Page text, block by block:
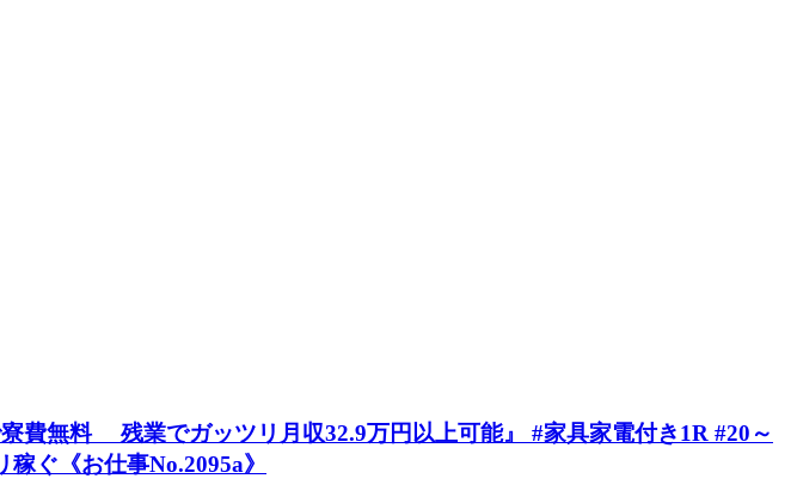
費無料 残業でガッツリ月収32.9万円以上可能』 #家具家電付き1R #20～
ぐ《お仕事No.2095a》